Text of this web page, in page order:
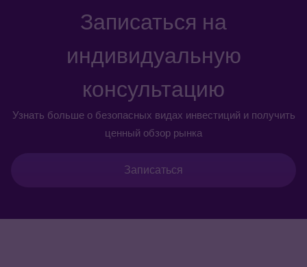
Записаться на
индивидуальную
консультацию
Узнать больше о безопасных видах инвестиций и получить
ценный обзор рынка
Записаться